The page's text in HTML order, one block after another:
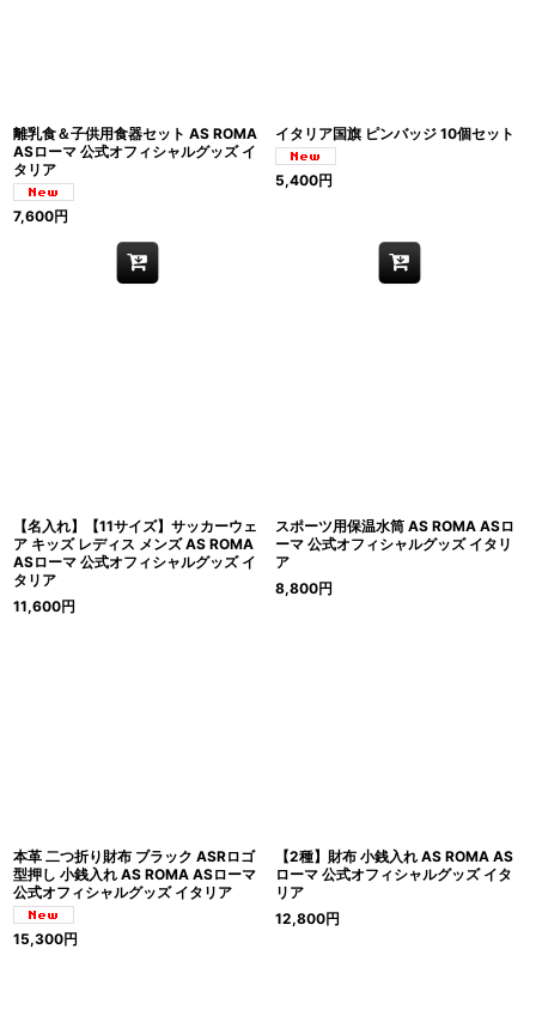
離乳食＆子供用食器セット AS ROMA
ASローマ 公式オフィシャルグッズ イ
タリア
7,600円
イタリア国旗 ピンバッジ 10個セット
5,400円
【名入れ】【11サイズ】サッカーウェ
ア キッズ レディス メンズ AS ROMA
ASローマ 公式オフィシャルグッズ イ
タリア
11,600円
スポーツ用保温水筒 AS ROMA ASロ
ーマ 公式オフィシャルグッズ イタリ
ア
8,800円
本革 二つ折り財布 ブラック ASRロゴ
型押し 小銭入れ AS ROMA ASローマ
公式オフィシャルグッズ イタリア
15,300円
【2種】財布 小銭入れ AS ROMA AS
ローマ 公式オフィシャルグッズ イタ
リア
12,800円